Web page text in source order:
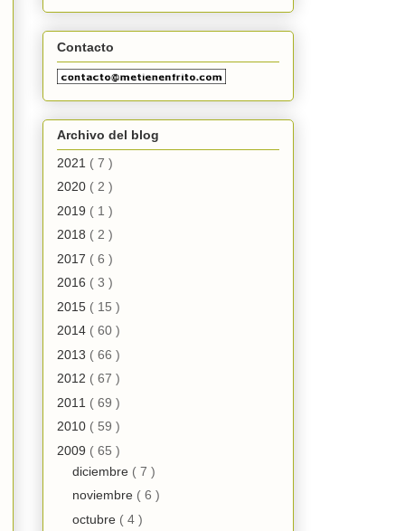
Contacto
Archivo del blog
2021 ( 7 )
2020 ( 2 )
2019 ( 1 )
2018 ( 2 )
2017 ( 6 )
2016 ( 3 )
2015 ( 15 )
2014 ( 60 )
2013 ( 66 )
2012 ( 67 )
2011 ( 69 )
2010 ( 59 )
2009 ( 65 )
diciembre ( 7 )
noviembre ( 6 )
octubre ( 4 )